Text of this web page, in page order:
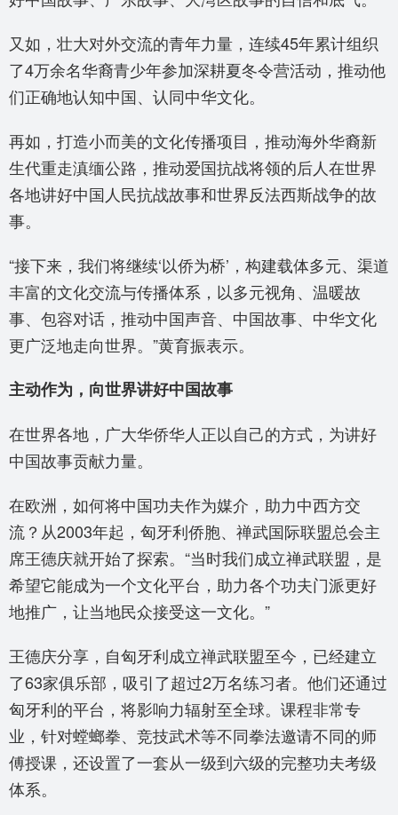
又如，壮大对外交流的青年力量，连续45年累计组织
了4万余名华裔青少年参加深耕夏冬令营活动，推动他
们正确地认知中国、认同中华文化。
再如，打造小而美的文化传播项目，推动海外华裔新
生代重走滇缅公路，推动爱国抗战将领的后人在世界
各地讲好中国人民抗战故事和世界反法西斯战争的故
事。
“接下来，我们将继续‘以侨为桥’，构建载体多元、渠道
丰富的文化交流与传播体系，以多元视角、温暖故
事、包容对话，推动中国声音、中国故事、中华文化
更广泛地走向世界。”黄育振表示。
主动作为，向世界讲好中国故事
在世界各地，广大华侨华人正以自己的方式，为讲好
中国故事贡献力量。
在欧洲，如何将中国功夫作为媒介，助力中西方交
流？从2003年起，匈牙利侨胞、禅武国际联盟总会主
席王德庆就开始了探索。“当时我们成立禅武联盟，是
希望它能成为一个文化平台，助力各个功夫门派更好
地推广，让当地民众接受这一文化。”
王德庆分享，自匈牙利成立禅武联盟至今，已经建立
了63家俱乐部，吸引了超过2万名练习者。他们还通过
匈牙利的平台，将影响力辐射至全球。课程非常专
业，针对螳螂拳、竞技武术等不同拳法邀请不同的师
傅授课，还设置了一套从一级到六级的完整功夫考级
体系。